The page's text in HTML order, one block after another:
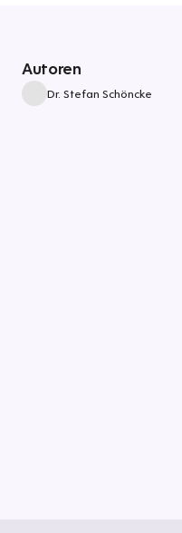
Autoren
Dr. Stefan Schöncke